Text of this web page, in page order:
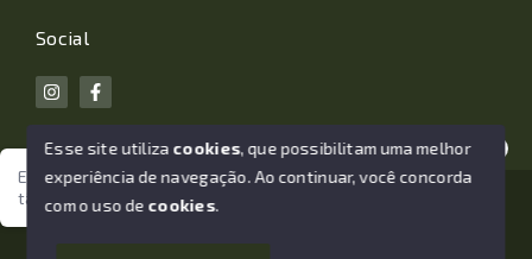
Estamos aqui para te ajudar. Vamos juntos nessa jornada
tão importante da sua vida?
Social
© Copyright 2026 - João Losano Corretor de Imóveis -
Esse site utiliza cookies, que possibilitam uma melhor
experiência de navegação.Ao continuar, você concorda
com o uso de cookies.